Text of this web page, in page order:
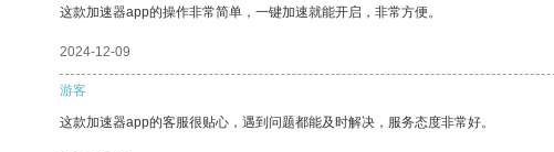
这款加速器app的操作非常简单，一键加速就能开启，非常方便。
2024-12-09
游客
这款加速器app的客服很贴心，遇到问题都能及时解决，服务态度非常好。